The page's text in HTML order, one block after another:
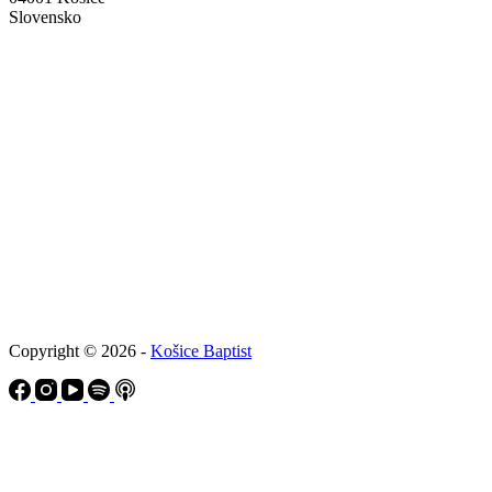
Slovensko
Copyright © 2026 - Košice Baptist